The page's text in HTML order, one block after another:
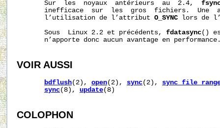
       Sur  les  noyaux  antérieurs  au  2.4,
inefficace  sur  les  gros  fichiers.  Une
       l’utilisation de l’attribut
O_SYNC lors de
       Sous  Linux 2.2 et précédents,
fdatasync()
n’apporte donc aucun avantage en
VOIR AUSSI
bdflush(2), open(2), sync(2),
sync(8), update(8)
COLOPHON